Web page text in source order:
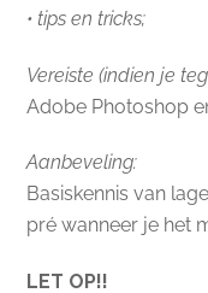
• tips en tricks;
Vereiste (indien je
Adobe Photoshop
Aanbeveling:
Basiskennis van
pré wanneer je het
LET OP!!